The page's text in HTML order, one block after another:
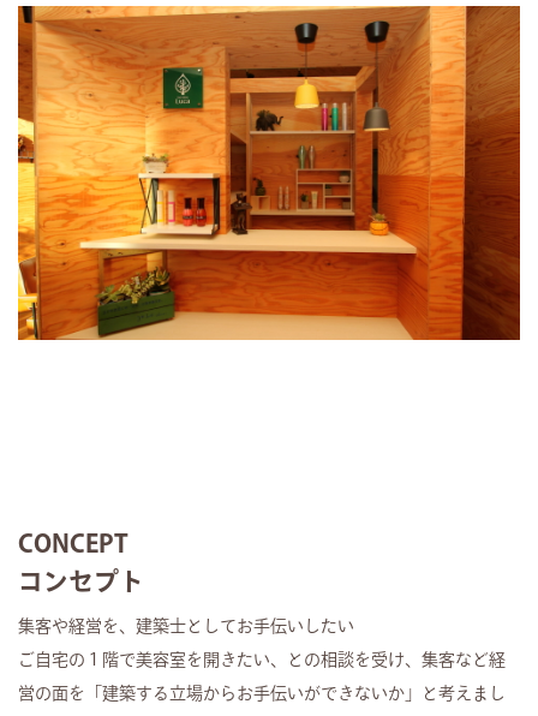
CONCEPT
コンセプト
集客や経営を、建築士としてお手伝いしたい
ご自宅の１階で美容室を開きたい、との相談を受け、集客など経
営の面を「建築する立場からお手伝いができないか」と考えまし